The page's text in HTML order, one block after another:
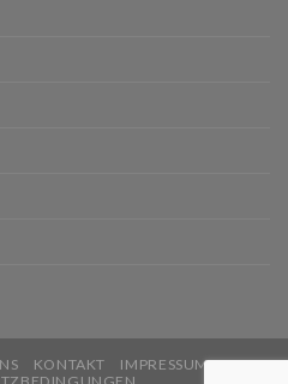
KONTAKT
IMPRESSUM